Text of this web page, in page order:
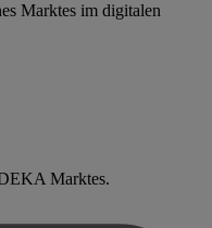
Marktes im digitalen
Marktes.